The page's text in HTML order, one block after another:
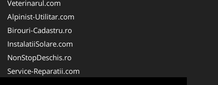
Veterinarul.com
Alpinist-Utilitar.com
Birouri-Cadastru.ro
InstalatiiSolare.com
NonStopDeschis.ro
Service-Reparatii.com